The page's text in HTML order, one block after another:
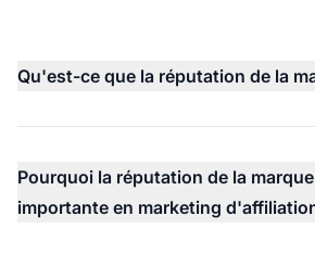
Qu'est-ce que la réputation de la
Pourquoi la réputation de la
importante en marketing